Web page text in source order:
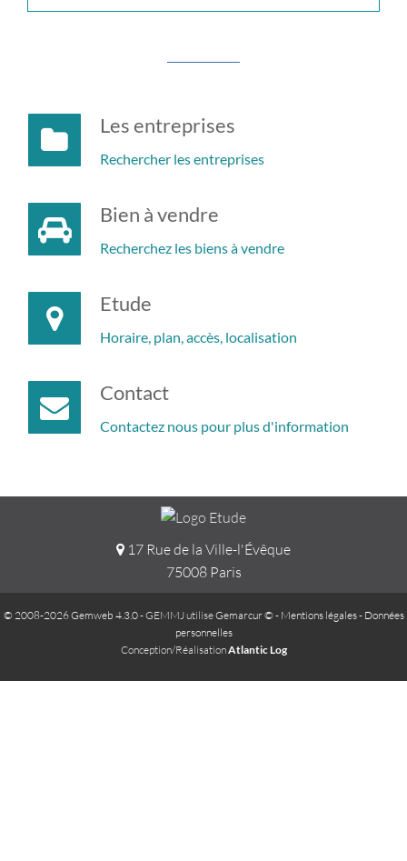
Les entreprises
Rechercher les entreprises
Bien à vendre
Recherchez les biens à vendre
Etude
Horaire, plan, accès, localisation
Contact
Contactez nous pour plus d'information
17 Rue de la Ville-l'Évêque
75008 Paris
© 2008-2026 Gemweb 4.3.0- GEMMJ utiliseGemarcur © - Mentions légales- Données
personnelles
Conception/RéalisationAtlantic Log